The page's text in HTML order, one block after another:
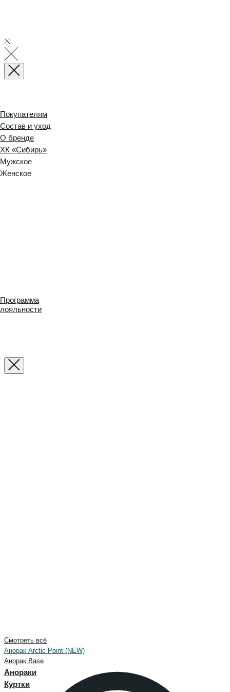
Покупателям
Состав и уход
О бренде
ХК «Сибирь»
Мужское
Женское
Программа
лояльности
Смотреть всё
Анорак Arctic Point (NEW)
Анорак Base
Анораки
Куртки